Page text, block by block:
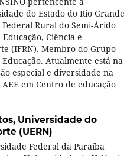
do Estado do Rio Grande
Rural do Semi-Árido
Ciência e
(IFRN). Membro do Grupo
Atualmente está na
especial e diversidade na
AEE em Centro de educação
Universidade do
(UERN)
Federal da Paraíba